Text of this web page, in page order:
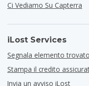
Ci Vediamo Su Capterra
iLost Services
Segnala elemento trovato
Stampa il credito
Invia un avviso iLost